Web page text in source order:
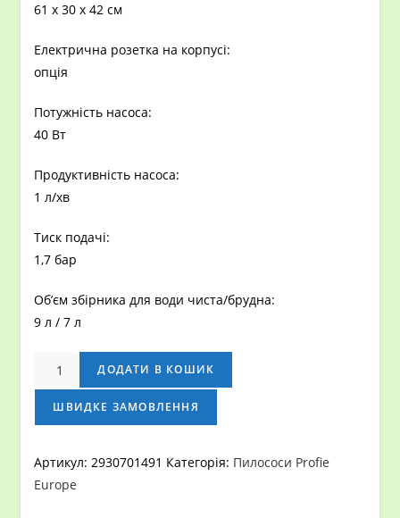
61 x 30 x 42 см
Електрична розетка на корпусі:
опція
Потужність насоса:
40 Вт
Продуктивність насоса:
1 л/хв
Тиск подачі:
1,7 бар
Об’єм збірника для води чиста/брудна:
9 л / 7 л
ПОРОХОТЯГ
PW
кількість
ДОДАТИ В КОШИК
ШВИДКЕ ЗАМОВЛЕННЯ
Артикул:2930701491 Категорія: Пилососи Profie
Europe